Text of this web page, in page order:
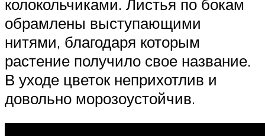
колокольчиками. Листья по бокам
обрамлены выступающими
нитями, благодаря которым
растение получило свое название.
В уходе цветок неприхотлив и
довольно морозоустойчив.